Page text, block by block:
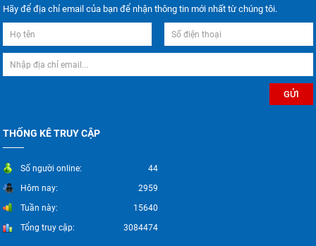
Hãy để địa chỉ email của bạn để nhận thông tin mới nhất từ chúng tôi.
THỐNG KÊ TRUY CẬP
Số người online:
44
Hôm nay:
2959
Tuần này:
15640
Tổng truy cập:
3084474